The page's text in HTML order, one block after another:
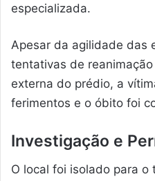
especializada.
Apesar da agilidade das
tentativas de
externa do prédio, a
ferimentos e o óbito foi
Investigação e
O local foi isolado para